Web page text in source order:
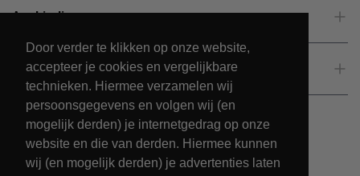
Door verder te klikken op onze website,
accepteer je cookies en vergelijkbare
technieken. Hiermee verzamelen wij
persoonsgegevens en volgen wij (en
mogelijk derden) je internetgedrag op onze
website en die van derden. Hiermee kunnen
wij (en mogelijk derden) je advertenties laten
Aanbiedingen
Klantenservice